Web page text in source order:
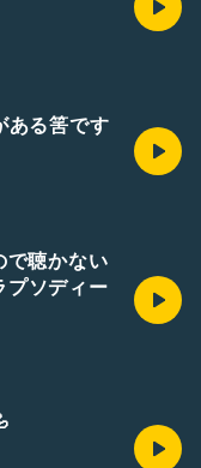
ある筈です
で聴かない
ソディー